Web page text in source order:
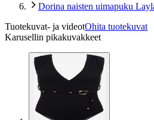
Dorina naisten uimapuku
Tuotekuvat- ja videotOhita tuotekuvat
Karusellin pikakuvakkeet